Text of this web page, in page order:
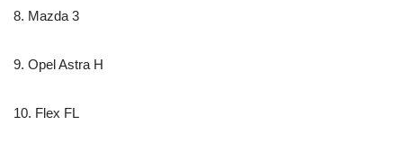
8. Mazda 3
9. Opel Astra H
10. Flex FL